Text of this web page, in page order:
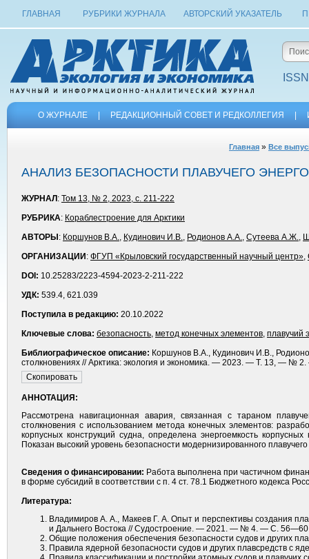
ГЛАВНАЯ РУБРИКИ ЖУРНАЛА АВТОРСКИЙ УКАЗАТЕЛЬ
О ЖУРНАЛЕ РЕДАКЦИОННЫЙ СОВЕТ И РЕДКОЛЛЕГИЯ
Главная » Все
АНАЛИЗ БЕЗОПАСНОСТИ ПЛАВУЧЕГО
ЖУРНАЛ : Том 13, № 2, 2023, с. 211-222
РУБРИКА: Кораблестроение для Арктики
АВТОРЫ : Коршунов В.А., Кудинович И.В., Родионов А.А., Сутеева А.Ж.,
ОРГАНИЗАЦИИ : ФГУП «Крыловский государственный научный центр»,
DOI: 10.25283/2223-4594-2023-2-211-222
УДК: 539.4, 621.039
Поступила в редакцию: 20.10.2022
Ключевые слова: безопасность, метод конечных элементов, плавучий
Библиографическое описание: Коршунов В.А., Кудинович И.В.,
столкновениях // Арктика: экология и экономика. — 2023. — Т. 13, — №
АННОТАЦИЯ:
Рассмотрена навигационная авария, связанная с тараном
столкновения с использованием метода конечных элементов:
корпусных конструкций судна, определена энергоемкость
Показан высокий уровень безопасности модернизированного
Сведения о финансировании: Работа выполнена при частичном
в форме субсидий в соответствии с п. 4 ст. 78.1 Бюджетного кодекса
Литература:
Владимиров А. А., Макеев Г. А. Опыт и перспективы создания
и Дальнего Востока // Судостроение. — 2021. — № 4. — С.
Общие положения обеспечения безопасности судов и других
Правила ядерной безопасности судов и других плавсредств с